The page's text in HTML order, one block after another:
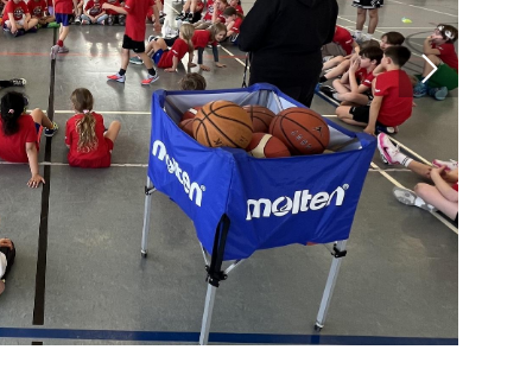
Mitglieder-Service
Alles zur Mitgliedschaft
Downloads
Termine
Fragen & Antworten